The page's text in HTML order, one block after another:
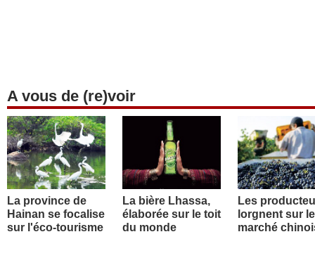
A vous de (re)voir
La province de
Hainan se focalise
sur l'éco-tourisme
La bière Lhassa,
élaborée sur le toit
du monde
Les
lorgnent sur le
marché